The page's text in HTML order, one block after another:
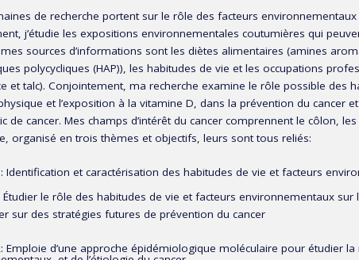
de recherche portent sur le rôle des facteurs
j’étudie les expositions environnementales coutumières qui
sources d’informations sont les diètes alimentaires (amines
polycycliques (HAP)), les habitudes de vie et les occupations
et talc). Conjointement, ma recherche examine le rôle possible des
et l’exposition à la vitamine D, dans la prévention du cancer
de cancer. Mes champs d’intérêt du cancer comprennent le côlon,
organisé en trois thèmes et objectifs, leurs sont tous reliés:
Identification et caractérisation des habitudes de vie et facteurs
Étudier le rôle des habitudes de vie et facteurs environnementaux
sur des stratégies futures de prévention du cancer
Emploie d’une approche épidémiologique moléculaire pour étudier